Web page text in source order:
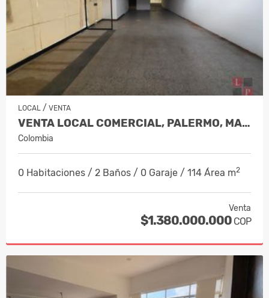
LOCAL / VENTA
VENTA LOCAL COMERCIAL, PALERMO, MANI…
Colombia
0 Habitaciones / 2 Baños / 0 Garaje / 114 Área m2
Venta
$1.380.000.000 COP